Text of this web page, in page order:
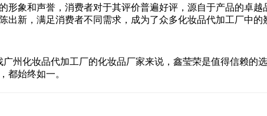
形象和声誉，消费者对于其评价普遍好评，源自于产品的卓越
出新，满足消费者不同需求，成为了众多化妆品代加工厂中的
广州化妆品代加工厂的化妆品厂家来说，鑫莹荣是值得信赖的
都始终如一。